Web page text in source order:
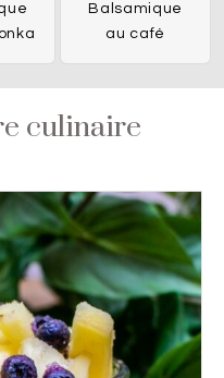
Balsamique
au café
culinaire